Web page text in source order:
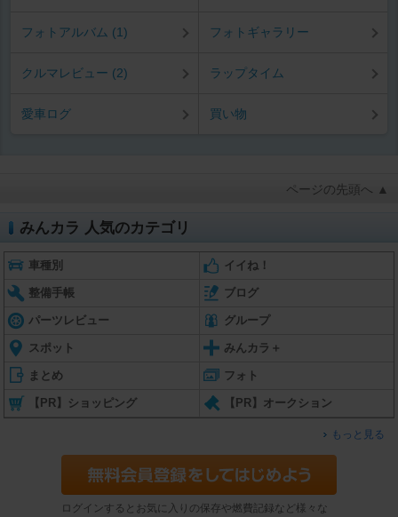
フォトアルバム (1) フォトギャラリー
クルマレビュー (2) ラップタイム
愛車ログ 買い物
ページの先頭へ ▲
みんカラ 人気のカテゴリ
車種別 イイね！
整備手帳 ブログ
パーツレビュー グループ
スポット みんカラ＋
まとめ フォト
【PR】ショッピング 【PR】オークション
もっと見る
ログインするとお気に入りの保存や燃費記録など様々な